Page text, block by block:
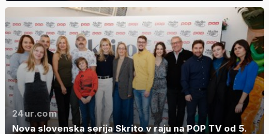
24ur.com
Nova slovenska serija Skrito v raju na POP TV od 5.